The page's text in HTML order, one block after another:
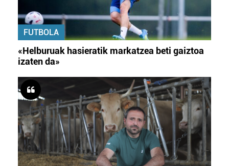
FUTBOLA
«Helburuak hasieratik markatzea beti gaiztoa
izaten da»